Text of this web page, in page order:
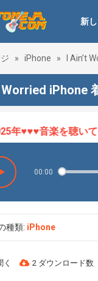
新
» iPhone » I Ain’t
Worried iPhone
♥♥♥音楽を聴いて
00:00
種類: iPhone
く 2 ダウンロード数